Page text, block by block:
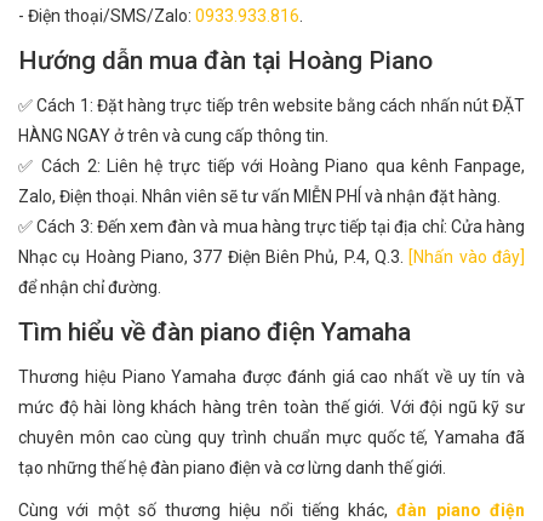
- Điện thoại/SMS/Zalo: 0933.933.816
Hướng dẫn mua đàn tại Hoàng Piano
✅ Cách 1: Đặt hàng trực tiếp trên website bằng cách nhấn nút ĐẶT
HÀNG NGAY ở trên và cung cấp thông tin.
✅ Cách 2: Liên hệ trực tiếp với Hoàng Piano qua kênh Fanpage,
Zalo, Điện thoại. Nhân viên sẽ tư vấn MIỄN PHÍ và nhận đặt hàng.
✅ Cách 3: Đến xem đàn và mua hàng trực tiếp tại địa chỉ: Cửa hàng
Nhạc cụ Hoàng Piano, 377 Điện Biên Phủ, P.4, Q.3.
[Nhấn vào đây]
để nhận chỉ đường.
Tìm hiểu về đàn piano điện Yamaha
Thương hiệu Piano Yamaha được đánh giá cao nhất về uy tín và
mức độ hài lòng khách hàng trên toàn thế giới. Với đội ngũ kỹ sư
chuyên môn cao cùng quy trình chuẩn mực quốc tế, Yamaha đã
tạo những thế hệ đàn piano điện và cơ lừng danh thế giới.
Cùng với một số thương hiệu nổi tiếng khác,đàn piano điện